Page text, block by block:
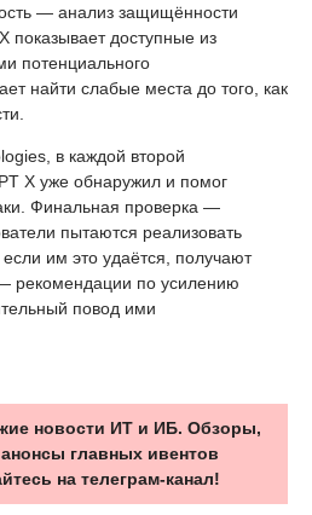
— анализ защищённости
показывает доступные из
потенциального
найти слабые места до того, как
в каждой второй
X уже обнаружил и помог
Финальная проверка —
пытаются реализовать
им это удаётся, получают
рекомендации по усилению
повод ими
новости ИТ и ИБ. Обзоры,
главных ивентов
на телеграм-канал!